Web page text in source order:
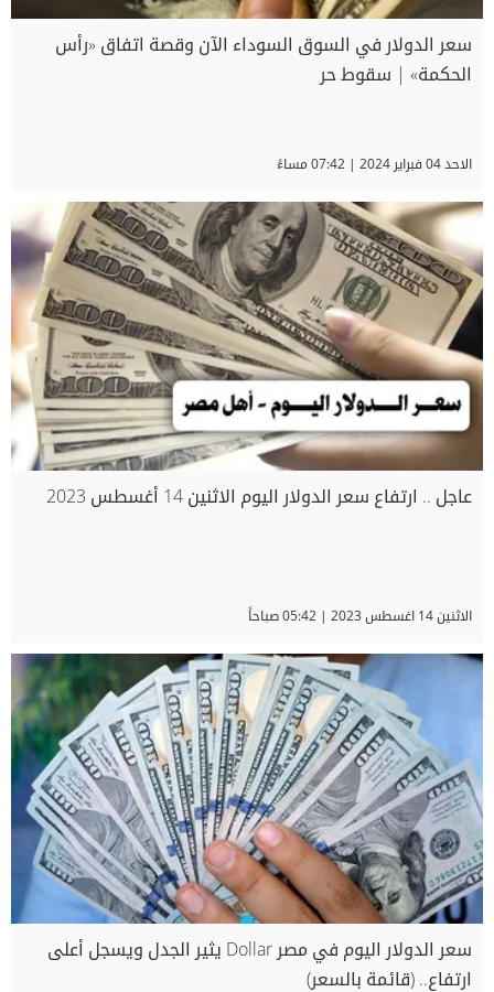
سعر الدولار في السوق السوداء الآن وقصة اتفاق «رأس
الحكمة» | سقوط حر
الاحد 04 فبراير 2024 | 07:42 مساءً
عاجل .. ارتفاع سعر الدولار اليوم الاثنين 14 أغسطس 2023
الاثنين 14 اغسطس 2023 | 05:42 صباحاً
سعر الدولار اليوم في مصر Dollar يثير الجدل ويسجل أعلى
ارتفاع.. (قائمة بالسعر)